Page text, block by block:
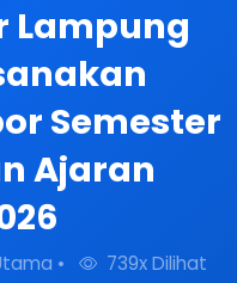
Lampung
Semester
Ajaran
• 739x Dilihat